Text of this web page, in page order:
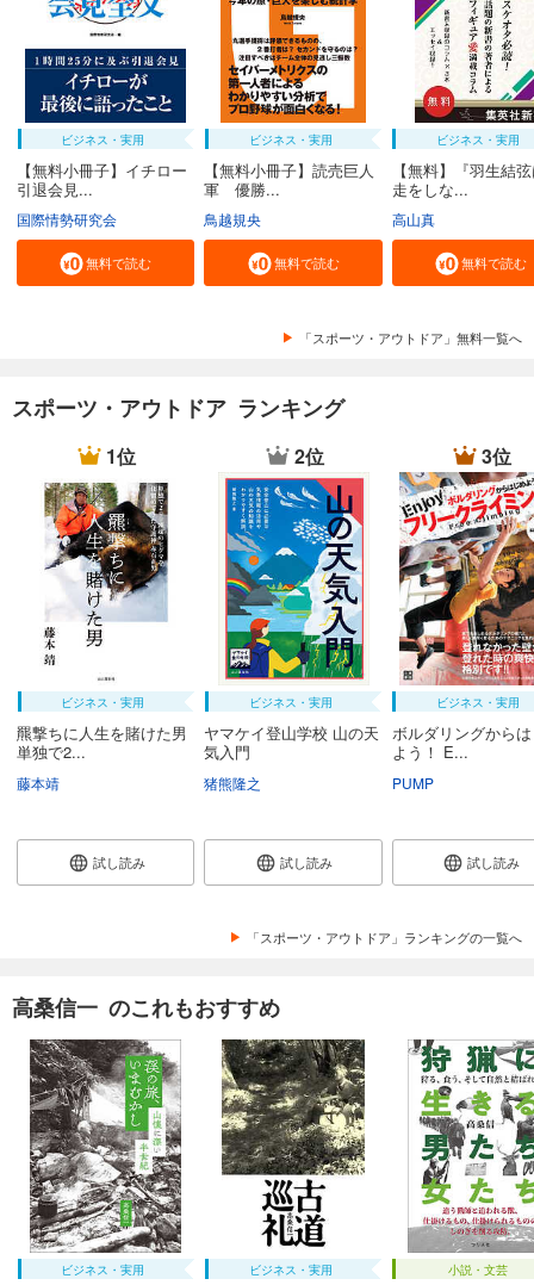
ビジネス・実用
【無料小冊子】イチロー
引退会見...
国際情勢研究会
無料で読む
ビジネス・実用
【無料小冊子】読売巨人
軍 優勝...
鳥越規央
無料で読む
ビジネス・実用
【無料】『羽生結
走をしな...
高山真
無料で読む
「スポーツ・アウトドア」無料一覧へ
スポーツ・アウトドア ランキング
1位
ビジネス・実用
羆撃ちに人生を賭けた男
単独で2...
藤本靖
試し読み
2位
ビジネス・実用
ヤマケイ登山学校 山の天
気入門
猪熊隆之
試し読み
3位
ビジネス・実用
ボルダリングから
よう！ E...
PUMP
試し読み
「スポーツ・アウトドア」ランキングの一覧へ
高桑信一 のこれもおすすめ
ビジネス・実用 ビジネス・実用 小説・文芸